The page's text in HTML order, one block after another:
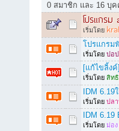
0 สมาชิก และ 16 บุ
โปรแกรม
เริ่มโดย
โปรแกรม
เริ่มโดย ปอ
[แก้ไขลิ้ง
เริ่มโดย สิท
IDM
เริ่มโดย ปล
IDM
เริ่มโดย ม่อ